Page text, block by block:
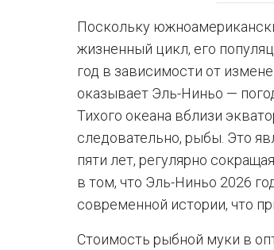
Поскольку
жизненный цикл, его
год в зависимости от
оказывает Эль-Ниньо —
Тихого океана вблизи
следовательно, рыбы. Это
пяти лет, регулярно
в том, что Эль-Ниньо 2026
современной истории, что
Стоимость рыбной муки в